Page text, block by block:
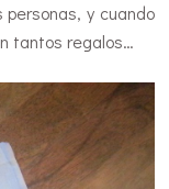
personas, y cuando
tantos regalos…